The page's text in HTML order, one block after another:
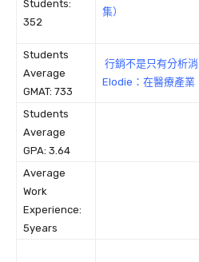
Students:
352
集）
Students
Average
GMAT: 733
行銷不是只有分析
Elodie：在醫療產業
Students
Average
GPA: 3.64
Average
Work
Experience:
5years